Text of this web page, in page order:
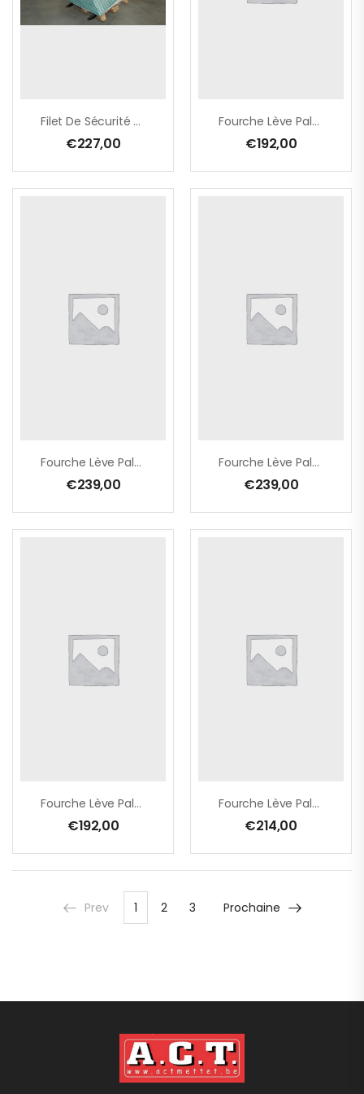
Filet De Sécurité Pour Lève-Palette À Grille De Sécurité Fixe (PROD011)
€227,00
Fourche Lève Palette 1.5 Tonnes 40×80 L 1050 Bars 100×100
€192,00
Fourche Lève Palette 1.5 Tonnes 40×80 L 1200 Bars 100×100
€239,00
Fourche Lève Palette 2 Tonnes 40×100 L 1200 Bars 120×120
€239,00
Fourche Lève Palette 2 Tonnes 40×80 L 1050 Bars 120×120
€192,00
Fourche Lève Palette 2.5 Tonnes 40×100 L 1050 Bars 120×120
€214,00
Prev 1 2 3 Prochaine